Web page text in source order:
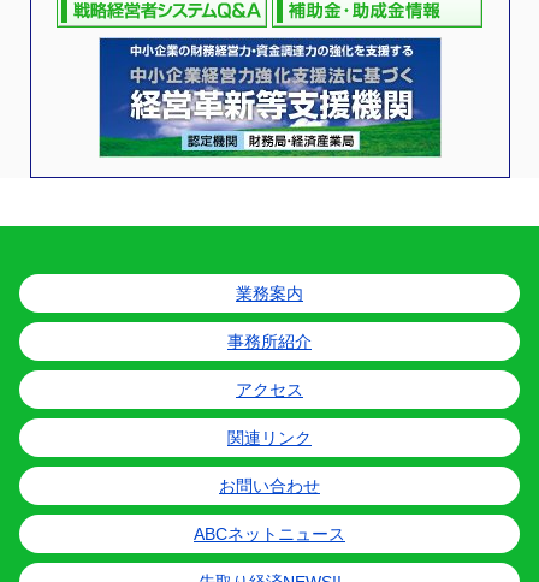
業務案内
事務所紹介
アクセス
関連リンク
お問い合わせ
ABCネットニュース